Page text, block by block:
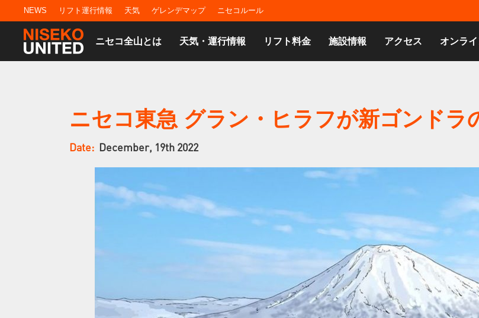
NEWS リフト運行情報 天気 ゲレンデマップ ニセコルール
ニセコ全山とは 天気・運行情報 リフト料金 施設情報 アクセス オンラ
ニセコ東急 グラン・ヒラフが新ゴンドラ
Date: December, 19th 2022